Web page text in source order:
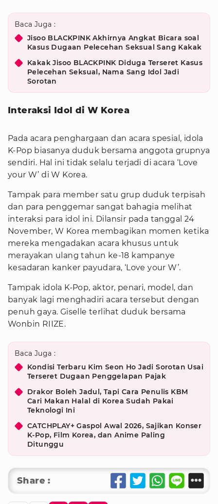
Baca Juga :
Jisoo BLACKPINK Akhirnya Angkat Bicara soal
Kasus Dugaan Pelecehan Seksual Sang Kakak
Kakak Jisoo BLACKPINK Diduga Terseret Kasus
Pelecehan Seksual, Nama Sang Idol Jadi
Sorotan
Interaksi Idol di W Korea
Pada acara penghargaan dan acara spesial, idola
K-Pop biasanya duduk bersama anggota grupnya
sendiri. Hal ini tidak selalu terjadi di acara ‘Love
your W’ di W Korea.
Tampak para member satu grup duduk terpisah
dan para penggemar sangat bahagia melihat
interaksi para idol ini. Dilansir pada tanggal 24
November, W Korea membagikan momen ketika
mereka mengadakan acara khusus untuk
merayakan ulang tahun ke-18 kampanye
kesadaran kanker payudara, ‘Love your W’.
Tampak idola K-Pop, aktor, penari, model, dan
banyak lagi menghadiri acara tersebut dengan
penuh gaya. Giselle terlihat duduk bersama
Wonbin RIIZE.
Baca Juga :
Kondisi Terbaru Kim Seon Ho Jadi Sorotan Usai
Terseret Dugaan Penggelapan Pajak
Drakor Boleh Jadul, Tapi Cara Penulis KBM
Cari Makan Halal di Korea Sudah Pakai
Teknologi Ini
CATCHPLAY+ Gaspol Awal 2026, Sajikan Konser
K-Pop, Film Korea, dan Anime Paling
Ditunggu
Share :